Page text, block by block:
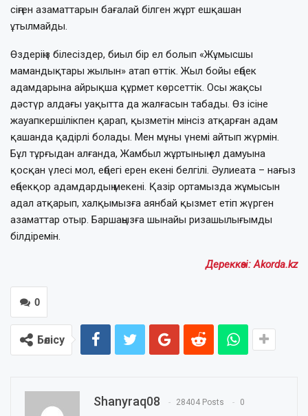
сіңген азаматтарын бағалай білген жұрт ешқашан
ұтылмайды.
Өздеріңіз білесіздер, биыл бір ел болып «Жұмысшы
мамандықтары жылын» атап өттік. Жыл бойы еңбек
адамдарына айрықша құрмет көрсеттік. Осы жақсы
дәстүр алдағы уақытта да жалғасын табады. Өз ісіне
жауапкершілікпен қарап, қызметін мінсіз атқарған адам
қашанда қадірлі болады. Мен мұны үнемі айтып жүрмін.
Бұл тұрғыдан алғанда, Жамбыл жұртының ел дамуына
қосқан үлесі мол, еңбегі ерен екені белгілі. Әулиеата – нағыз
еңбекқор адамдардың мекені. Қазір ортамызда жұмысын
адал атқарып, халқымызға аянбай қызмет етіп жүрген
азаматтар отыр. Баршаңызға шынайы ризашылығымды
білдіремін.
Дереккөзі: Akorda.kz
0
Бөлісу
Shanyraq08 28404 Posts 0